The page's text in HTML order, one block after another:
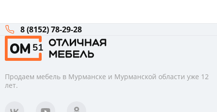
8 (8152) 78-29-28
Продаем мебель в Мурманске и Мурманской области уже 12
лет.